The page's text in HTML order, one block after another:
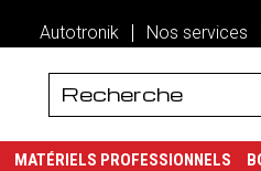
Autotronik Nos services
MATÉRIELS PROFESSIONNELS